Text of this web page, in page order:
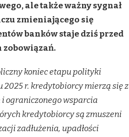
ale także ważny sygnał
zmieniającego się
banków staje dziś przed
zobowiązań.
koniec etapu polityki
r. kredytobiorcy mierzą się z
ograniczonego wsparcia
kredytobiorcy są zmuszeni
zadłużenia, upadłości